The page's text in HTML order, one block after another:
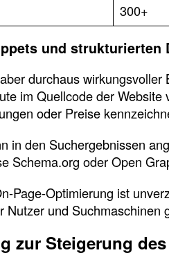
300+
und strukturierten
durchaus
im Quellcode der
oder Preise
in den Suchergebnissen
Schema.org oder Open
Page-Optimierung ist
Nutzer und
zur Steigerung